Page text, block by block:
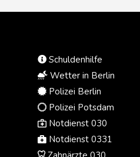
Schuldenhilfe
Wetter in Berlin
Polizei Berlin
Polizei Potsdam
Notdienst 030
Notdienst 0331